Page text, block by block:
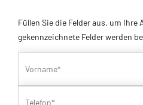
Füllen Sie die Felder aus, um Ihre
gekennzeichnete Felder werden